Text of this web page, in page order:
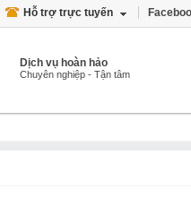
Hỗ trợ trực tuyến
Dịch vụ hoàn hảo
Chuyên nghiệp - Tận tâm